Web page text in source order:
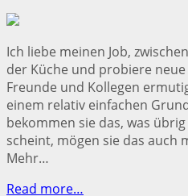
Ich liebe meinen Job,
der Küche und probiere
Freunde und Kollegen
einem relativ einfachen
bekommen sie das, was
scheint, mögen sie das auch
Mehr…
Read more…